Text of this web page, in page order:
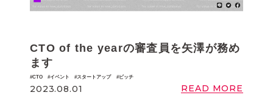
CTO of the yearの審査員を矢澤が務め
ます
CTO イベント スタートアップ ピッチ
2023.08.01 READ MORE